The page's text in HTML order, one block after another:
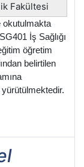
Fakültesi
okutulmakta
İş Sağlığı
öğretim
belirtilen